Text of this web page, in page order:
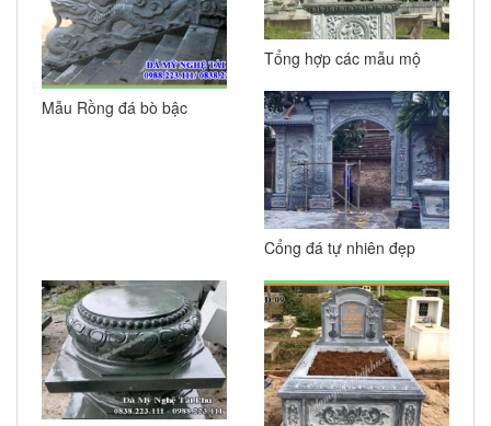
Mẫu Rồng đá bò bậc
Tổng hợp các mẫu mộ
Cổng đá tự nhiên đẹp
mộ